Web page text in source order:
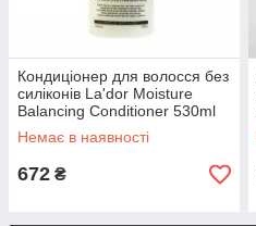
Кондиціонер для волосся без
силіконів La'dor Moisture
Balancing Conditioner 530ml
Немає в наявності
672 ₴